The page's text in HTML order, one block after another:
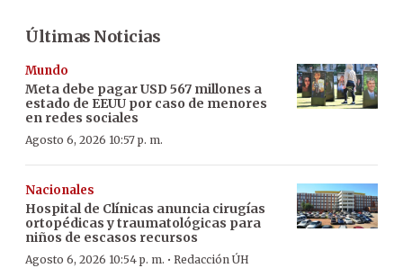
Últimas Noticias
Mundo
Meta debe pagar USD 567 millones a
estado de EEUU por caso de menores
en redes sociales
Agosto 6, 2026 10:57 p. m.
Nacionales
Hospital de Clínicas anuncia cirugías
ortopédicas y traumatológicas para
niños de escasos recursos
Agosto 6, 2026 10:54 p. m. · Redacción ÚH